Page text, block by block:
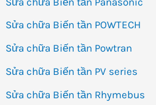
Sửa chữa Biến tần POWTECH
Sửa chữa Biến tần Powtran
Sửa chữa Biến tần PV series
Sửa chữa Biến tần Rhymebus